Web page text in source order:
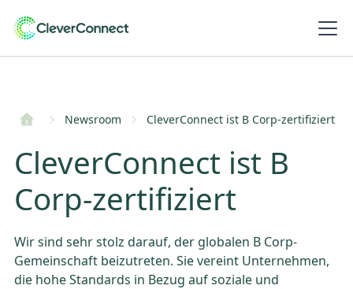
Newsroom CleverConnect ist B Corp-zertifiziert
CleverConnect ist B
Corp-zertifiziert
Wir sind sehr stolz darauf, der globalen B Corp-
Gemeinschaft beizutreten. Sie vereint Unternehmen,
die hohe Standards in Bezug auf soziale und